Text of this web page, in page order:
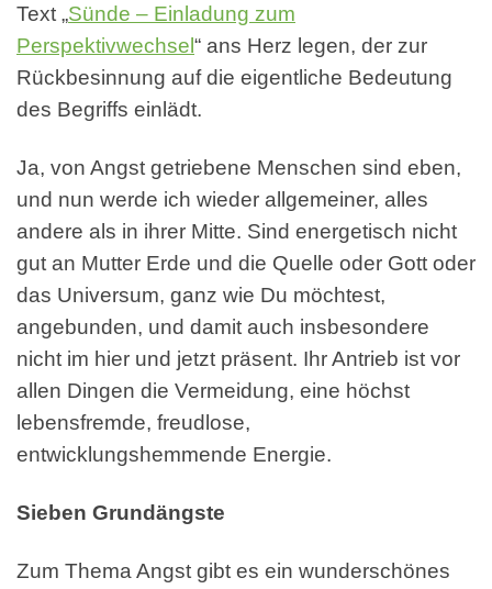
Text „Sünde – Einladung zum
Perspektivwechsel“ ans Herz legen, der zur
Rückbesinnung auf die eigentliche Bedeutung
des Begriffs einlädt.
Ja, von Angst getriebene Menschen sind eben,
und nun werde ich wieder allgemeiner, alles
andere als in ihrer Mitte. Sind energetisch nicht
gut an Mutter Erde und die Quelle oder Gott oder
das Universum, ganz wie Du möchtest,
angebunden, und damit auch insbesondere
nicht im hier und jetzt präsent. Ihr Antrieb ist vor
allen Dingen die Vermeidung, eine höchst
lebensfremde, freudlose,
entwicklungshemmende Energie.
Sieben Grundängste
Zum Thema Angst gibt es ein wunderschönes